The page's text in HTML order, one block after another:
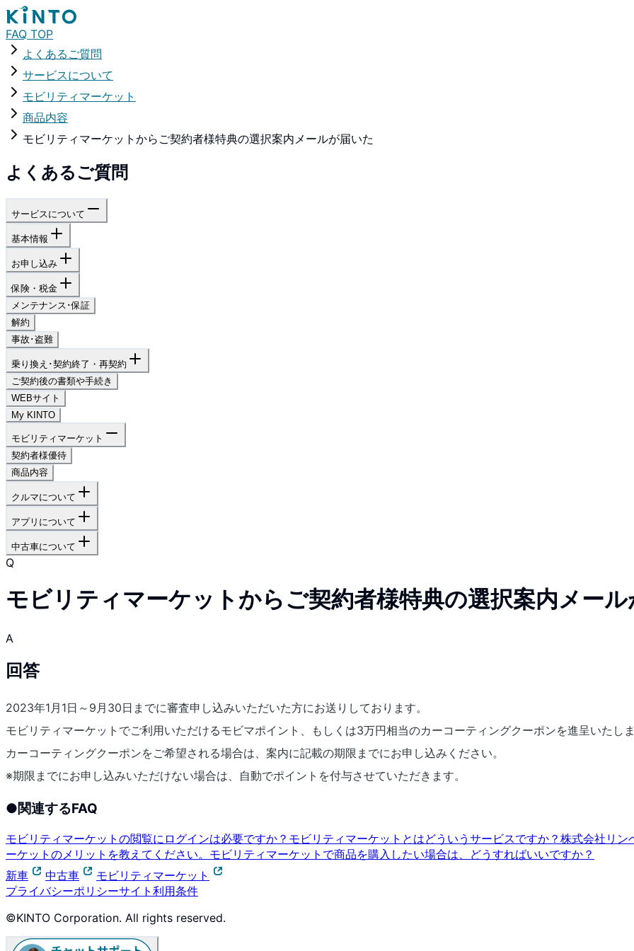
FAQ TOP
よくあるご質問
サービスについて
モビリティマーケット
商品内容
モビリティマーケットからご契約者様特典の選択案内メールが届いた
よくあるご質問
サービスについて
基本情報
お申し込み
保険・税金
メンテナンス･保証
解約
事故･盗難
乗り換え･契約終了・再契約
ご契約後の書類や手続き
WEBサイト
My KINTO
モビリティマーケット
契約者様優待
商品内容
クルマについて
アプリについて
中古車について
Q
モビリティマーケットからご契約者様特典の選択案内メー
A
回答
2023年1月1日～9月30日までに審査申し込みいただいた方にお送りしております。
モビリティマーケットでご利用いただけるモビマポイント、もしくは3万円相当のカーコーティングクーポンを進呈いたし
カーコーティングクーポンをご希望される場合は、案内に記載の期限までにお申し込みください。
※期限までにお申し込みいただけない場合は、自動でポイントを付与させていただきます。
●関連するFAQ
モビリティマーケットの閲覧にログインは必要ですか？ モビリティマーケットとはどういうサービスですか？ 株式会社リン
ーケットのメリットを教えてください。 モビリティマーケットで商品を購入したい場合は、どうすればいいですか？
新車
中古車
モビリティマーケット
プライバシーポリシーサイト利用条件
©KINTO Corporation. All rights reserved.